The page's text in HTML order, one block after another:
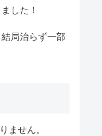
した！
局治らず一部
ません。